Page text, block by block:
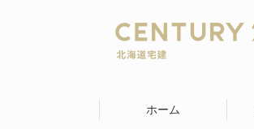
ホーム